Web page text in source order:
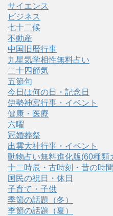
サイエンス
ビジネス
七十二候
不動産
中国旧暦行事
九星気学相性無料占い
二十四節気
五節句
今日は何の日・記念日
伊勢神宮行事・イベント
健康・医療
六曜
冠婚葬祭
出雲大社行事・イベント
動物占い無料進化版(60種類
十二時辰・古時刻・昔の時間
国民の祝日・休日
子育て・子供
季節の話題（冬）
季節の話題（夏）